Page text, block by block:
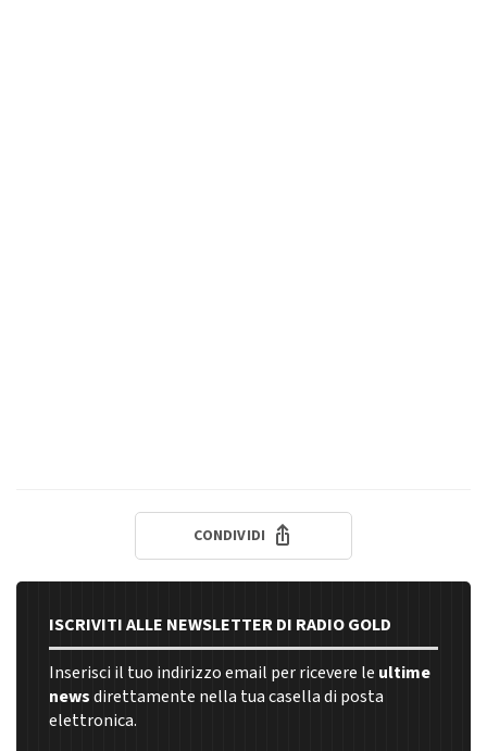
CONDIVIDI
ISCRIVITI ALLE NEWSLETTER DI RADIO GOLD
Inserisci il tuo indirizzo email per ricevere le ultime
newsdirettamente nella tua casella di posta
elettronica.